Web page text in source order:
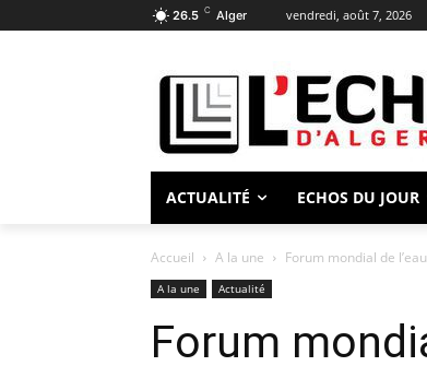
26.5 C Alger vendredi, août 7, 2026
ACTUALITÉ ECHOS DU JOUR
Accueil A la une Forum mondial de
A la une Actualité
Forum